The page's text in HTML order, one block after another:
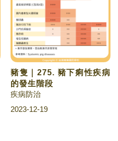
豬隻｜275. 豬下痢性疾病
的發生階段
疾病防治
2023-12-19